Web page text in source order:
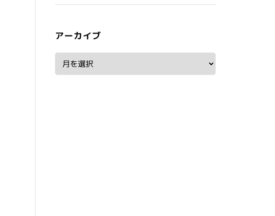
アーカイブ